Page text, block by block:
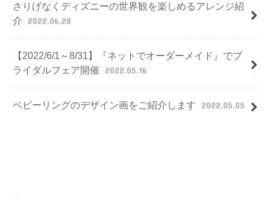
さりげなくディズニーの世界観を楽しめるアレンジ紹
介
2022.06.28
【2022/6/1～8/31】『ネットでオーダーメイド』でブ
ライダルフェア開催
2022.05.16
ベビーリングのデザイン画をご紹介します 2022.05.05